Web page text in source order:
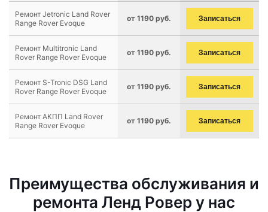
Ремонт Jetronic Land Rover
Range Rover Evoque
от 1190 руб. Записаться
Ремонт Multitronic Land
Rover Range Rover Evoque
от 1190 руб. Записаться
Ремонт S-Tronic DSG Land
Rover Range Rover Evoque
от 1190 руб. Записаться
Ремонт АКПП Land Rover
Range Rover Evoque
от 1190 руб. Записаться
Преимущества обслуживания и
ремонта Ленд Ровер у нас